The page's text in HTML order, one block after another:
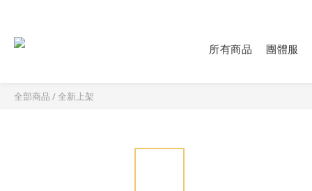
所有商品 團體服
全部商品 /全新上架